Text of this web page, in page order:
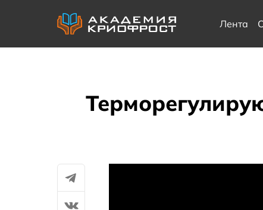
Лента